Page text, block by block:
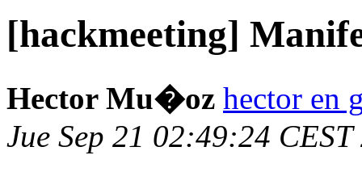
[hackmeeting]
Hector Mu�oz hector en
Jue Sep 21 02:49:24 CEST